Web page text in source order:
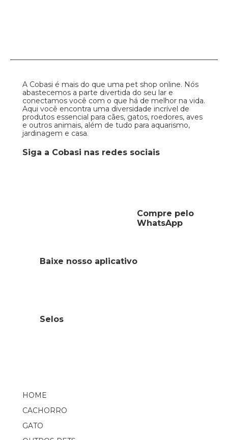
A Cobasi é mais do que uma pet shop online. Nós
abastecemos a parte divertida do seu lar e
conectamos você com o que há de melhor na vida.
Aqui você encontra uma diversidade incrível de
produtos essencial para cães, gatos, roedores, aves
e outros animais, além de tudo para aquarismo,
jardinagem e casa.
Siga a Cobasi nas redes sociais
Compre pelo
WhatsApp
HOME
CACHORRO
GATO
Baixe nosso aplicativo
Selos